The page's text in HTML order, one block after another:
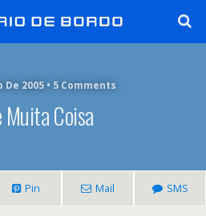
De 2005 • 5 Comments
Muita Coisa
Pin Mail SMS